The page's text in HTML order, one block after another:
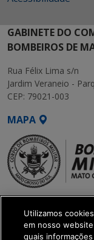
GABINETE DO
BOMBEIROS DE
Rua Félix Lima s/n
Jardim Veraneio -
CEP: 79021-003
MAPA
SETDIG |
Executiva de
Transformação
Utilizamos
em nosso
quais